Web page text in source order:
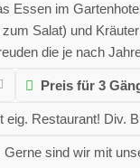
Essen im
Salat) und
die je nach
Preis für 3
eig. Restaurant! Div.
Gerne sind wir mit